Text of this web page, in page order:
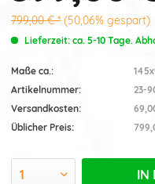
799,00 € * (50,06% gespart)
Lieferzeit: ca. 5-10 Tage.
Maße ca.:
Artikelnummer:
23-
Versandkosten:
Üblicher Preis:
IN